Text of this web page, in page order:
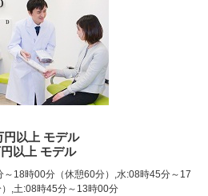
円以上 モデル
円以上 モデル
～18時00分（休憩60分）,水:08時45分～17
,土:08時45分～13時00分